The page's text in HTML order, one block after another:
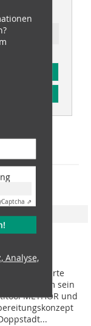
special
Captcha ⇗
Analyse,
der Experte
anderem sein
METHOR und